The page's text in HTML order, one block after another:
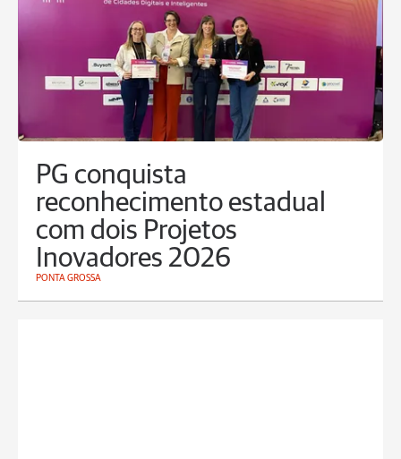
PG conquista
reconhecimento estadual
com dois Projetos
Inovadores 2026
PONTA GROSSA